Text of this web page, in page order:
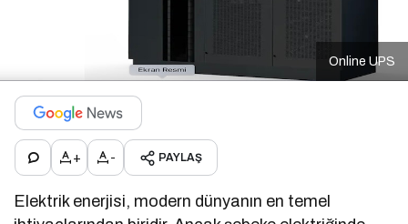
Online UPS
+ - PAYLAŞ
Elektrik enerjisi, modern dünyanın en temel